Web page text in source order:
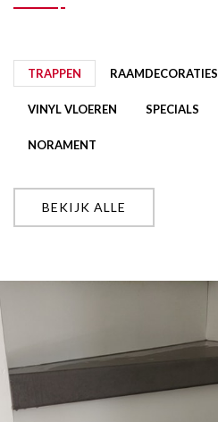
TRAPPEN RAAMDECORATIES
VINYL VLOEREN SPECIALS
NORAMENT
BEKIJK ALLE